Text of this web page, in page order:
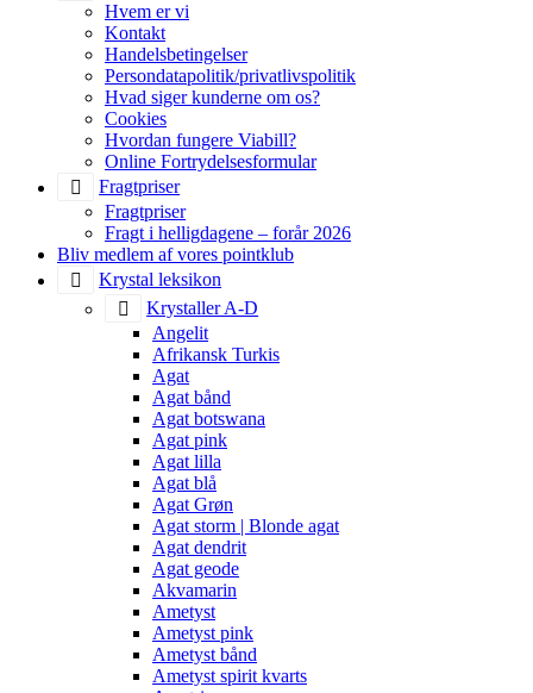
Hvem er vi
Kontakt
Handelsbetingelser
Persondatapolitik/privatlivspolitik
Hvad siger kunderne om os?
Cookies
Hvordan fungere Viabill?
Online Fortrydelsesformular
Fragtpriser
Fragtpriser
Fragt i helligdagene – forår 2026
Bliv medlem af vores pointklub
Krystal leksikon
Krystaller A-D
Angelit
Afrikansk Turkis
Agat
Agat bånd
Agat botswana
Agat pink
Agat lilla
Agat blå
Agat Grøn
Agat storm | Blonde agat
Agat dendrit
Agat geode
Akvamarin
Ametyst
Ametyst pink
Ametyst bånd
Ametyst spirit kvarts